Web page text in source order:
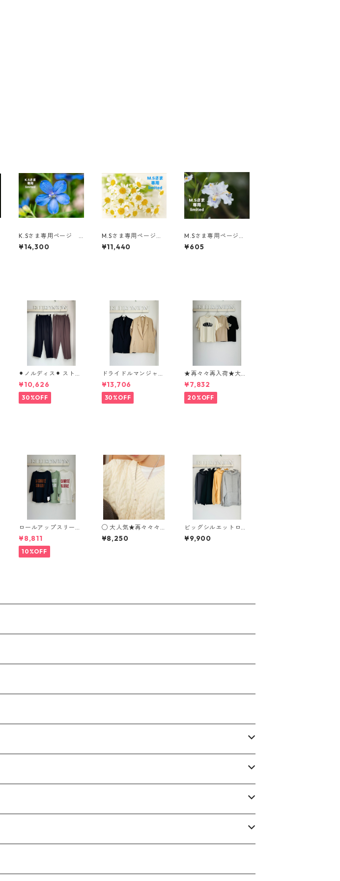
K.Sさま専用ページ
肩タックギャザーシ
ャツ 80268115
¥14,300
M.Sさま専用ページ
ショール付きマキシワ
ンピース（blanco. ／
¥11,440
M.Sさま専用ページ
バッグチャーム部品
¥605
⚫︎ノルディス⚫︎ ストレ
ッチシフォンテーパー
ドパンツ 80268310 di
gnitecollier
¥10,626
30%OFF
ドライドルマンジャケ
ット 80268317 dignit
ecollier
¥13,706
30%OFF
★再々々再入荷★大人
気★animalロゴTシャ
ツ 1260104 seven da
ys
¥7,832
20%OFF
ロールアップスリーブ
ロゴTシャツ 612 - 857
80 cloche
¥8,811
10%OFF
◯ 大人気★再々々々再
入荷★ Multiuse Do
t Necklace C4101209
¥8,250
ビッグシルエットロゴ
パーカー 943711 CAS
AMUSIK
¥9,900